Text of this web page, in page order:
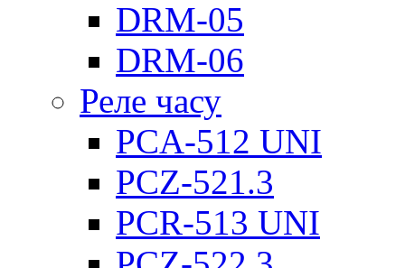
DRM-05
DRM-06
Реле часу
PCA-512 UNI
PCZ-521.3
PCR-513 UNI